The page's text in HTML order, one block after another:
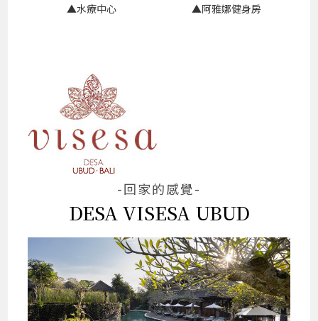
▲水療中心 ▲阿雅娜健身房
-回家的感覺-
DESA VISESA UBUD